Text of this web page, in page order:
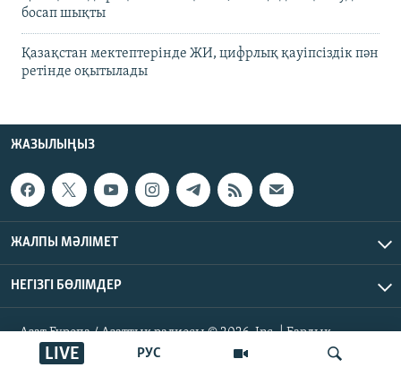
РУС
LIVE
босап шықты
Қазақстан мектептерінде ЖИ, цифрлық қауіпсіздік пән
ретінде оқытылады
ЖАЗЫЛЫҢЫЗ
ЖАЛПЫ МӘЛІМЕТ
НЕГІЗГІ БӨЛІМДЕР
Азат Еуропа / Азаттық радиосы © 2026, Inc. | Барлық
құқықтары қорғалған